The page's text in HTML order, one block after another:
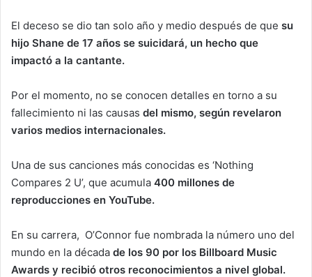
El deceso se dio tan solo año y medio después de que su
hijo Shane de 17 años se suicidará, un hecho que
impactó a la cantante.
Por el momento, no se conocen detalles en torno a su
fallecimiento ni las causas del mismo, según revelaron
varios medios internacionales.
Una de sus canciones más conocidas es ‘Nothing
Compares 2 U’, que acumula 400 millones de
reproducciones en YouTube.
En su carrera, O’Connor fue nombrada la número uno del
mundo en la década de los 90 por los Billboard Music
Awards y recibió otros reconocimientos a nivel global.